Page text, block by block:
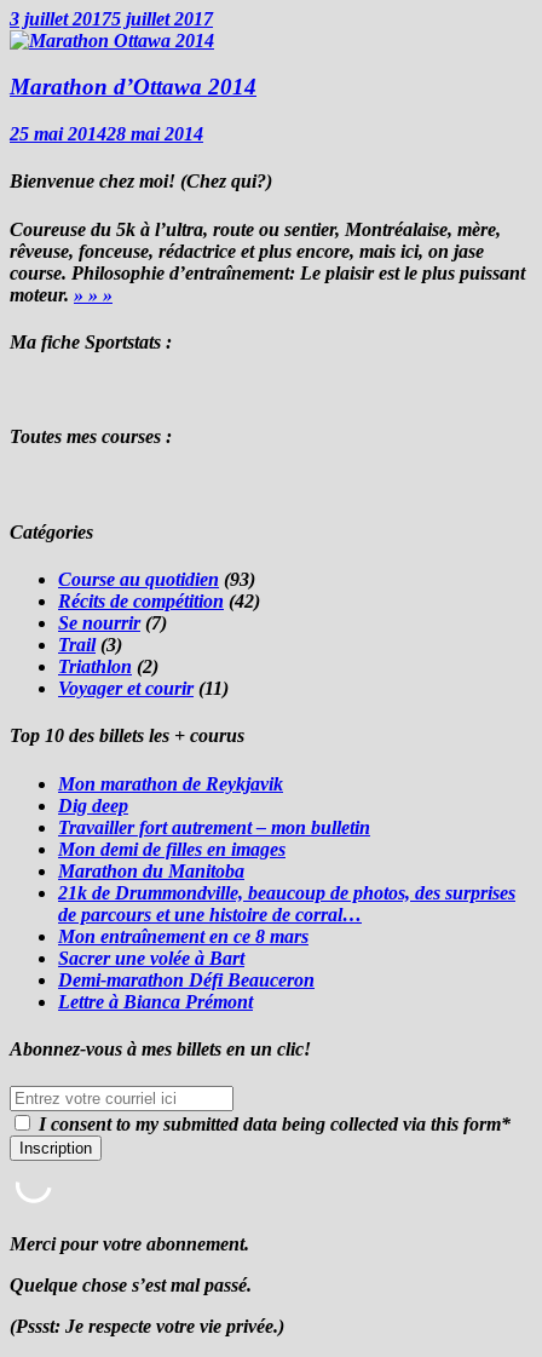
3 juillet 20175 juillet 2017
Marathon d’Ottawa 2014
25 mai 201428 mai 2014
Bienvenue chez moi! (Chez qui?)
Coureuse du 5k à l’ultra, route ou sentier, Montréalaise, mère,
rêveuse, fonceuse, rédactrice et plus encore, mais ici, on jase
course. Philosophie d’entraînement: Le plaisir est le plus puissant
moteur. » » »
Ma fiche Sportstats :
Toutes mes courses :
Catégories
Course au quotidien (93)
Récits de compétition (42)
Se nourrir(7)
Trail(3)
Triathlon (2)
Voyager et courir(11)
Top 10 des billets les + courus
Mon marathon de Reykjavik
Dig deep
Travailler fort autrement – mon bulletin
Mon demi de filles en images
Marathon du Manitoba
21k de Drummondville, beaucoup de photos, des surprises
de parcours et une histoire de corral…
Mon entraînement en ce 8 mars
Sacrer une volée à Bart
Demi-marathon Défi Beauceron
Lettre à Bianca Prémont
Abonnez-vous à mes billets en un clic!
I consent to my submitted data being collected via this form*
Merci pour votre abonnement.
Quelque chose s’est mal passé.
(Pssst: Je respecte votre vie privée.)